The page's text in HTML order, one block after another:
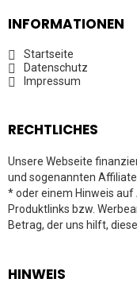
INFORMATIONEN
Startseite
Datenschutz
Impressum
RECHTLICHES
Unsere Webseite
und sogenannten
* oder einem Hinweis
Produktlinks bzw.
Betrag, der uns hilft,
HINWEIS